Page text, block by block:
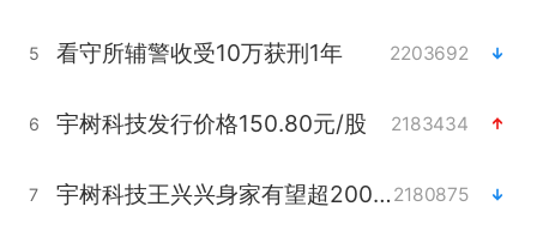
5 看守所辅警收受10万获刑1年 2203692
6 宇树科技发行价格150.80元/股 2183434
7 宇树科技王兴兴身家有望超200亿元2180875